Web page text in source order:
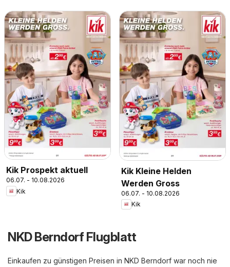
Kik Prospekt aktuell
06.07. - 10.08.2026
Kik
Kik Kleine Helden
Werden Gross
06.07. - 10.08.2026
Kik
NKD Berndorf Flugblatt
Einkaufen zu günstigen Preisen in NKD Berndorf war noch nie